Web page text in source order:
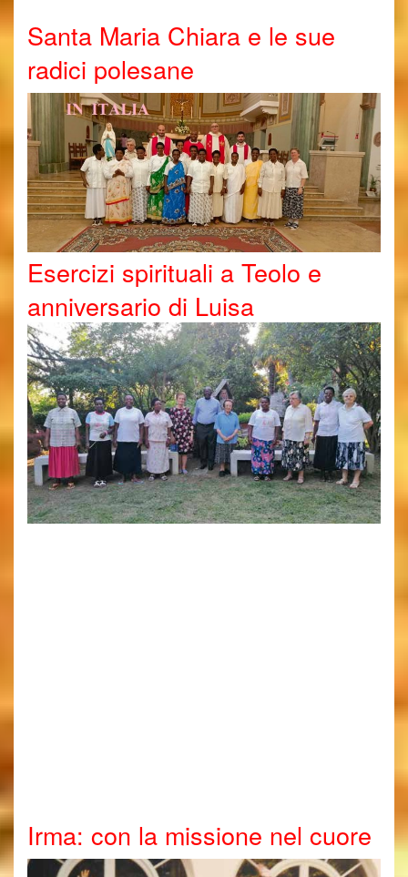
Santa Maria Chiara e le sue
radici polesane
Esercizi spirituali a Teolo e
anniversario di Luisa
Irma: con la missione nel cuore